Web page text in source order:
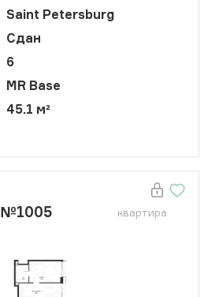
Saint Petersburg
Сдан
6
MR Base
45.1 м²
№1005 квартира